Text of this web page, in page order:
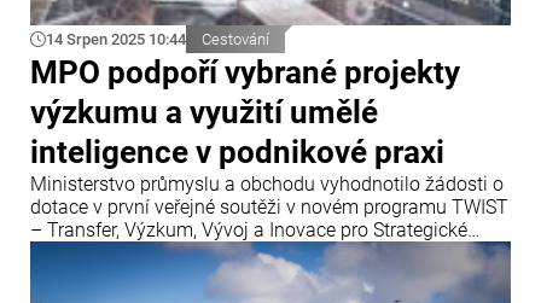
14 Srpen 2025 10:44 Cestování
MPO podpoří vybrané projekty
výzkumu a využití umělé
inteligence v podnikové praxi
Ministerstvo průmyslu a obchodu vyhodnotilo žádosti o
dotace v první veřejné soutěži v novém programu TWIST
– Transfer, Výzkum, Vývoj a Inovace pro Strategické
Technologie. Podpoří v něm padesát projektů v celkové
výši 800 milionů korun.